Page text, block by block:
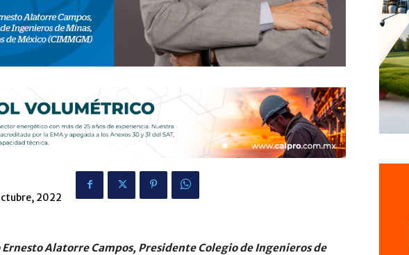
2022
Alatorre Campos, Presidente Colegio de Ingenieros de